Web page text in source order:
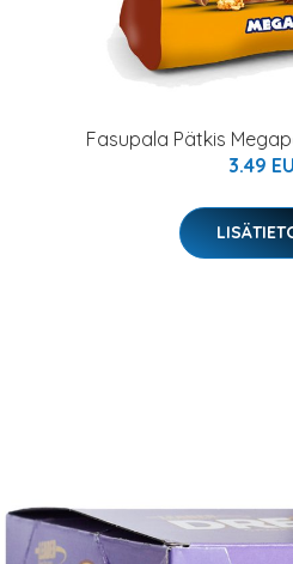
Fasupala Pätkis
3.49